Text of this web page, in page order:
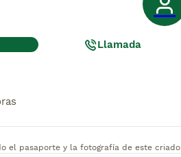
Llamada
el pasaporte y la fotografía de este